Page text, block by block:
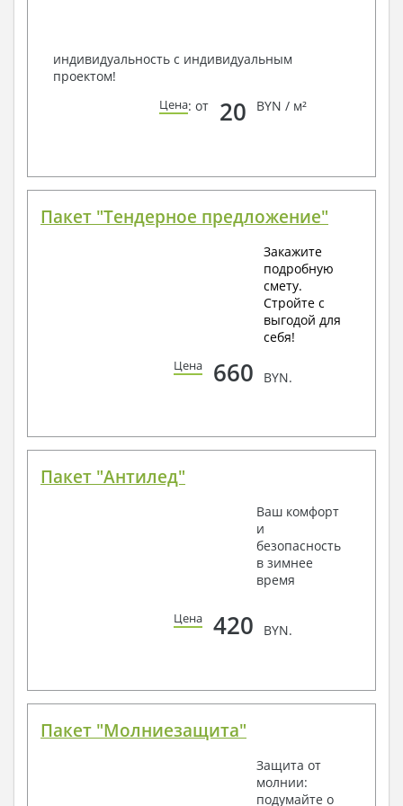
индивидуальность с индивидуальным
проектом!
Цена: от 20 BYN / м²
Пакет "Тендерное предложение"
Закажите
подробную
смету.
Стройте с
выгодой для
себя!
Цена 660 BYN.
Пакет "Антилед"
Ваш комфорт
и
безопасность
в зимнее
время
Цена 420 BYN.
Пакет "Молниезащита"
Защита от
молнии:
подумайте о